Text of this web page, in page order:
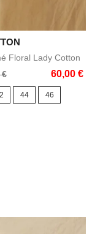
Floral Lady Cotton
€ 60,00 €
44 46